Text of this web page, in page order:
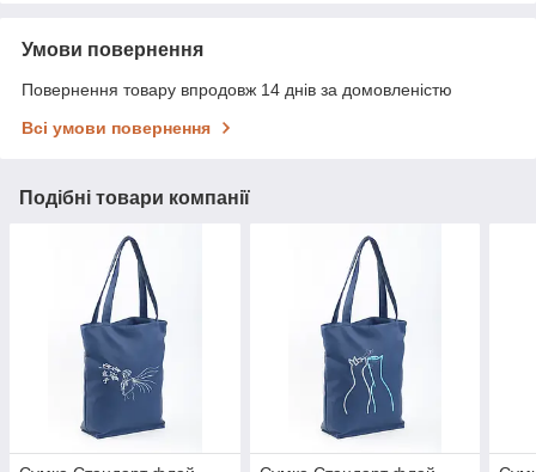
Умови повернення
Повернення товару впродовж 14 днів за домовленістю
Всі умови повернення
Подібні товари компанії